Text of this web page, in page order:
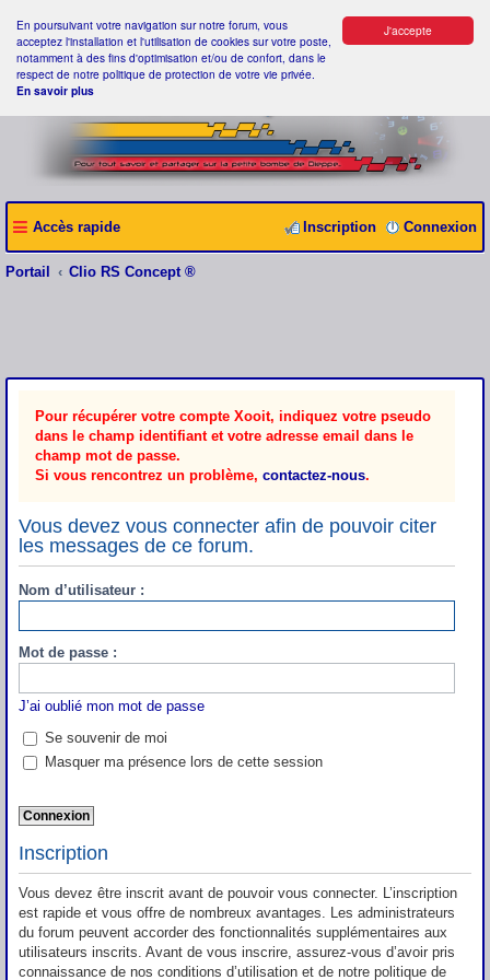
J'accepte
En poursuivant votre navigation sur notre forum, vous
acceptez l'installation et l'utilisation de cookies sur votre poste,
notamment à des fins d'optimisation et/ou de confort, dans le
respect de notre politique de protection de votre vie privée.
En savoir plus
Accès rapide Connexion
Inscription
Portail Clio RS Concept ®
Pour récupérer votre compte Xooit, indiquez votre pseudo
dans le champ identifiant et votre adresse email dans le
champ mot de passe.
Si vous rencontrez un problème, contactez-nous.
Vous devez vous connecter afin de pouvoir citer
les messages de ce forum.
Nom d’utilisateur :
Mot de passe :
J’ai oublié mon mot de passe
Se souvenir de moi
Masquer ma présence lors de cette session
Inscription
Vous devez être inscrit avant de pouvoir vous connecter. L’inscription
est rapide et vous offre de nombreux avantages. Les administrateurs
du forum peuvent accorder des fonctionnalités supplémentaires aux
utilisateurs inscrits. Avant de vous inscrire, assurez-vous d’avoir pris
connaissance de nos conditions d’utilisation et de notre politique de